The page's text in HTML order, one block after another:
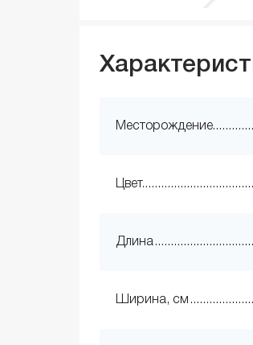
Месторождение
Цвет
Длина
Ширина, см